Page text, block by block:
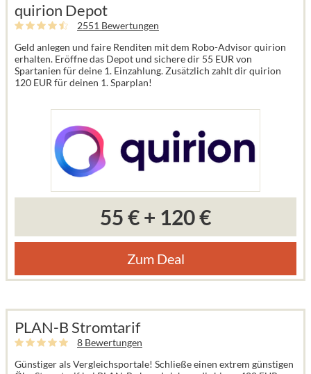
quirion Depot
2551 Bewertungen
Geld anlegen und faire Renditen mit dem Robo-Advisor quirion
erhalten. Eröffne das Depot und sichere dir 55 EUR von
Spartanien für deine 1. Einzahlung. Zusätzlich zahlt dir quirion
120 EUR für deinen 1. Sparplan!
55 €+ 120 €
Zum Deal
PLAN-B Stromtarif
8 Bewertungen
Günstiger als Vergleichsportale! Schließe einen extrem günstigen